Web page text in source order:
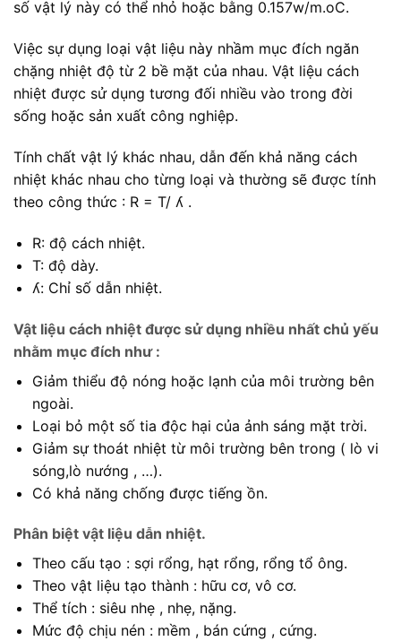
số vật lý này có thể nhỏ hoặc bằng 0.157w/m.oC.
Việc sự dụng loại vật liệu này nhầm mục đích ngăn
chặng nhiệt độ từ 2 bề mặt của nhau. Vật liệu cách
nhiệt được sử dụng tương đối nhiều vào trong đời
sống hoặc sản xuất công nghiệp.
Tính chất vật lý khác nhau, dẫn đến khả năng cách
nhiệt khác nhau cho từng loại và thường sẽ được tính
theo công thức : R = T/ ʎ .
R: độ cách nhiệt.
T: độ dày.
ʎ: Chỉ số dẫn nhiệt.
Vật liệu cách nhiệt được sử dụng nhiều nhất chủ yếu
nhằm mục đích như :
Giảm thiểu độ nóng hoặc lạnh của môi trường bên
ngoài.
Loại bỏ một số tia độc hại của ảnh sáng mặt trời.
Giảm sự thoát nhiệt từ môi trường bên trong ( lò vi
sóng,lò nướng , …).
Có khả năng chống được tiếng ồn.
Phân biệt vật liệu dẫn nhiệt.
Theo cấu tạo : sợi rổng, hạt rổng, rổng tổ ông.
Theo vật liệu tạo thành : hữu cơ, vô cơ.
Thể tích : siêu nhẹ , nhẹ, nặng.
Mức độ chịu nén : mềm , bán cứng , cứng.